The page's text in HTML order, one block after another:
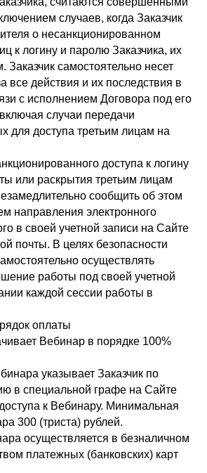
случаев, когда Заказчик
о несанкционированном
к логину и паролю Заказчика, их
Заказчик самостоятельно несет
все действия и их последствия в
с исполнением Договора под его
случаи передачи
для доступа третьим лицам на
доступа к логину
или раскрытия третьим лицам
сообщить об этом
направления электронного
в своей учетной записи на Сайте
почты. В целях безопасности
осуществлять
работы под своей учетной
каждой сессии работы в
оплаты
Вебинар в порядке 100%
указывает Заказчик по
в специальной графе на Сайте
к Вебинару. Минимальная
300 (триста) рублей.
осуществляется в безналичном
платежных (банковских) карт